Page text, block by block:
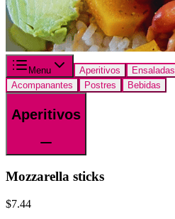
Menu Aperitivos Ensaladas
Acompanantes
Postres Bebidas
Aperitivos
Mozzarella sticks
$7.44